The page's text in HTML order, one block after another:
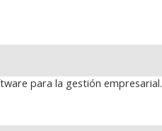
para la gestión empresarial.